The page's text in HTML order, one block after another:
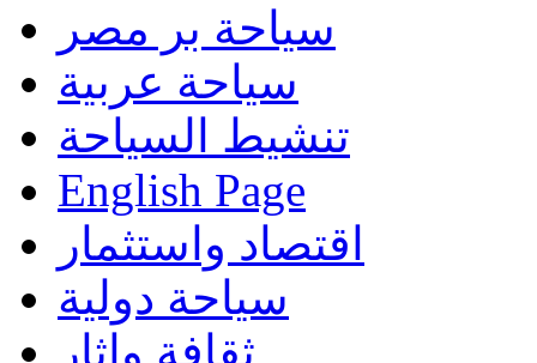
سياحة بر مصر
سياحة عربية
تنشيط السياحة
English Page
اقتصاد واستثمار
سياحة دولية
ثقافة واثار